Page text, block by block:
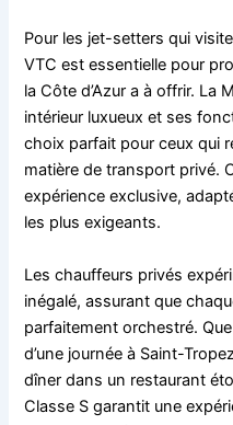
Pour les jet-setters qui
VTC est essentielle pour
la Côte d’Azur a à offrir. La
intérieur luxueux et ses
choix parfait pour ceux qui
matière de transport privé.
expérience exclusive,
les plus exigeants.
Les chauffeurs privés
inégalé, assurant que
parfaitement orchestré.
d’une journée à Saint-
dîner dans un restaurant
Classe S garantit une